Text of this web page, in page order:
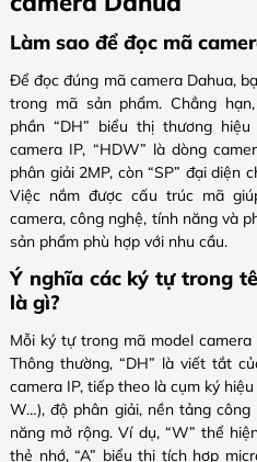
Làm sao để đọc mã
Để đọc đúng mã camera Dahua,
trong mã sản phẩm. Chẳng
phần “DH” biểu thị thương
camera IP, “HDW” là dòng
phân giải 2MP, còn “SP” đại diện
Việc nắm được cấu trúc mã
camera, công nghệ, tính năng và
sản phẩm phù hợp với nhu cầu.
Ý nghĩa các ký tự trong
là gì?
Mỗi ký tự trong mã model
Thông thường, “DH” là viết tắt
camera IP, tiếp theo là cụm ký
W…), độ phân giải, nền tảng
năng mở rộng. Ví dụ, “W” thể
thẻ nhớ, “A” biểu thị tích hợp